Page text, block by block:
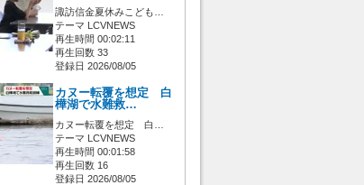
諏訪信金夏休みこども…
テーマ LCVNEWS
再生時間 00:02:11
再生回数 33
登録日 2026/08/05
カヌー転覆を想定 白
樺湖で水難救…
カヌー転覆を想定 白…
テーマ LCVNEWS
再生時間 00:01:58
再生回数 16
登録日 2026/08/05